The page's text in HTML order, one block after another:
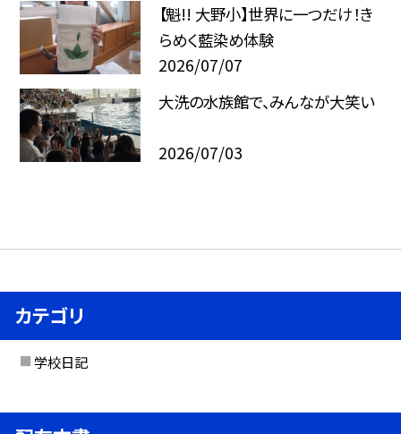
【魁!! 大野小】世界に一つだけ！き
らめく藍染め体験
2026/07/07
大洗の水族館で、みんなが大笑い
2026/07/03
カテゴリ
学校日記